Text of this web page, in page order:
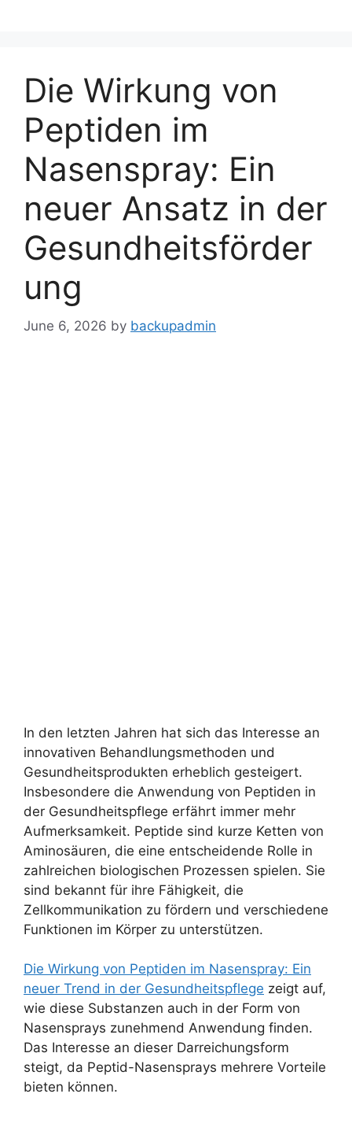
Die Wirkung von
Peptiden im
Nasenspray: Ein
neuer Ansatz in der
Gesundheitsförder
ung
June 6, 2026 by backupadmin
In den letzten Jahren hat sich das Interesse an
innovativen Behandlungsmethoden und
Gesundheitsprodukten erheblich gesteigert.
Insbesondere die Anwendung von Peptiden in
der Gesundheitspflege erfährt immer mehr
Aufmerksamkeit. Peptide sind kurze Ketten von
Aminosäuren, die eine entscheidende Rolle in
zahlreichen biologischen Prozessen spielen. Sie
sind bekannt für ihre Fähigkeit, die
Zellkommunikation zu fördern und verschiedene
Funktionen im Körper zu unterstützen.
Die Wirkung von Peptiden im Nasenspray: Ein
neuer Trend in der Gesundheitspflege zeigt auf,
wie diese Substanzen auch in der Form von
Nasensprays zunehmend Anwendung finden.
Das Interesse an dieser Darreichungsform
steigt, da Peptid-Nasensprays mehrere Vorteile
bieten können.